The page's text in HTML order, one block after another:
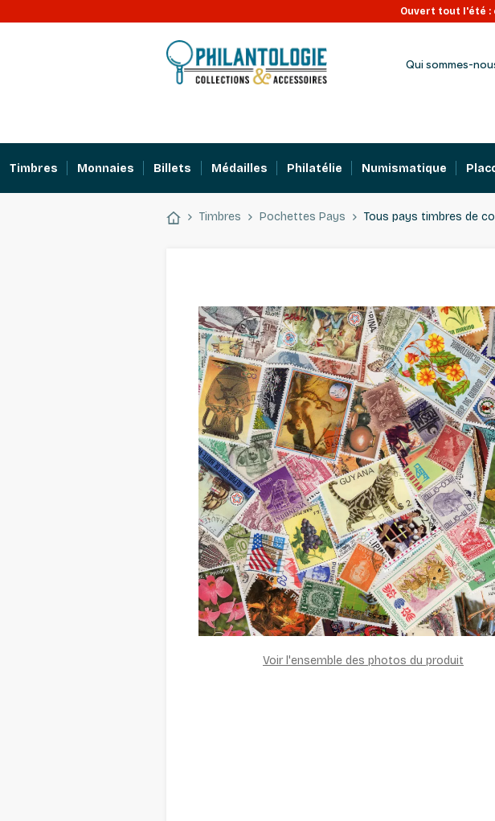
Ouvert tout l'été :
Qui sommes-
Timbres Monnaies Billets Médailles Philatélie Numismatique
Timbres Pochettes Pays Tous pays timbres de
Voir l'ensemble des photos du produit